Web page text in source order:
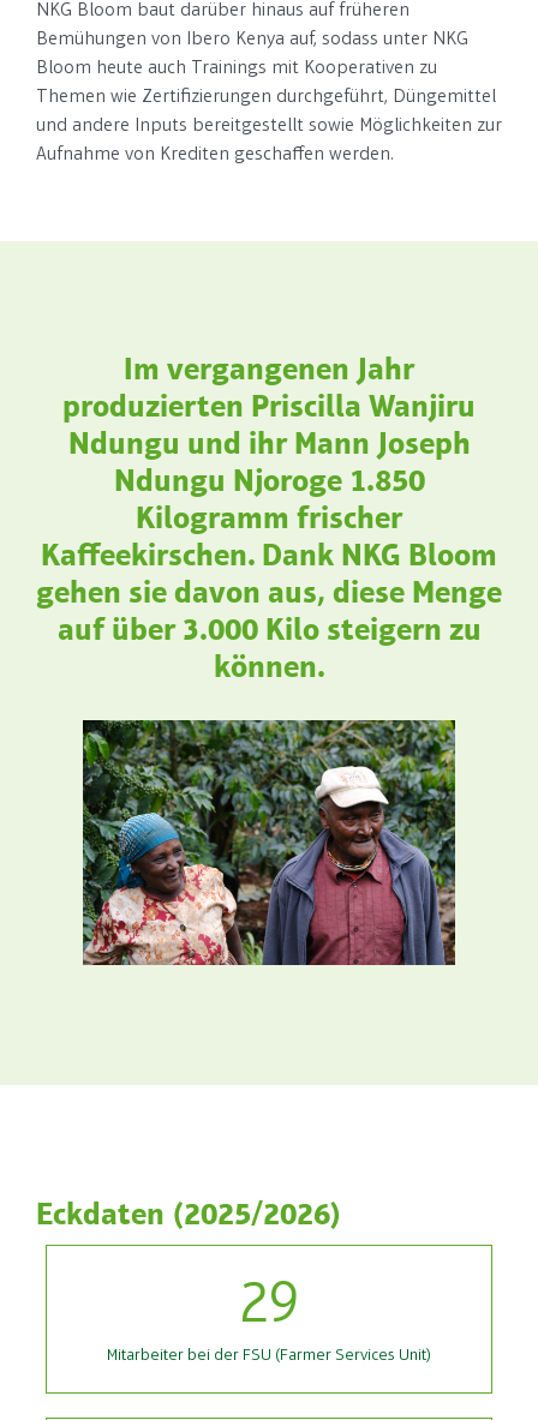
NKG Bloom baut darüber hinaus auf früheren
Bemühungen von Ibero Kenya auf, sodass unter NKG
Bloom heute auch Trainings mit Kooperativen zu
Themen wie Zertifizierungen durchgeführt, Düngemittel
und andere Inputs bereitgestellt sowie Möglichkeiten zur
Aufnahme von Krediten geschaffen werden.
Im vergangenen Jahr
produzierten Priscilla Wanjiru
Ndungu und ihr Mann Joseph
Ndungu Njoroge 1.850
Kilogramm frischer
Kaffeekirschen. Dank NKG Bloom
gehen sie davon aus, diese Menge
auf über 3.000 Kilo steigern zu
können.
Eckdaten (2025/2026)
29
Mitarbeiter bei der FSU (Farmer Services Unit)